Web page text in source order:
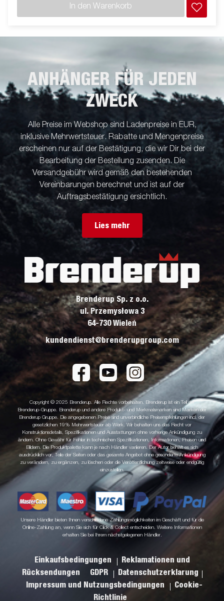
In den Warenkorb
ANHÄNGER FÜR JEDEN
ZWECK
Alle Preise im Webshop sind Ladenpreise in EUR,
inklusive Mehrwertsteuer. Rabatte und Mengenpreise
erscheinen nur auf der Bestätigung, die wir Dir bei der
Bearbeitung der Bestellung zusenden. Die
Versandgebühr wird gemäß den bestehenden
Vereinbarungen berechnet und ist auf der
Auftragsbestätigung ersichtlich.
Lies mehr
Brenderup Sp. z o.o.
ul. Przemysłowa 3
64-730 Wieleń
kundendienst@brenderupgroup.com
Copyright © 2025 Brenderup. Alle Rechte vorbehalten. Brenderup ist ein Teil der
Brenderup-Gruppe. Brenderup und andere Produkt- und Merkmalsmarken sind Marken der
Brenderup Gruppe. Die angegebenen Preise sind unverbindliche Preisempfehlungen incl. der
gesetzlichen 19% Mehrwertsteuer ab Werk. Wir behalten uns das Recht vor
Konstruktionsdetails, Spezifikationen und Ausstattungen ohne vorherige Ankündigung zu
ändern. Ohne Gewähr für Fehler in technischen Spezifikationen, Informationen, Preisen und
Bildern. Die Produktpalette kann je nach Händler variieren. Der Autor behält es sich
ausdrücklich vor, Teile der Seiten oder das gesamte Angebot ohne gesonderte Ankündigung
zu verändern, zu ergänzen, zu löschen oder die Veröffentlichung zeitweise oder endgültig
einzustellen.
Unsere Händler bieten Ihnen verschiedene Zahlungsmöglichkeiten im Geschäft und für die
Online-Zahlung an, wenn Sie sich für Click & Collect entscheiden. Weitere Informationen
erhalten Sie bei Ihrem nächstgelegenen Händler.
Einkaufsbedingungen
Reklamationen und
Rücksendungen
GDPR
Datenschutzerklarung
Impressum und Nutzungsbedingungen
Cookie-
Richtlinie